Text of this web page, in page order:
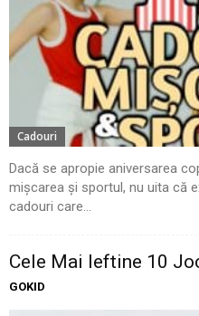
Cadouri
Dacă se apropie aniversarea
mișcarea și sportul, nu uita că
cadouri care...
Cele Mai Ieftine 10
GOKID